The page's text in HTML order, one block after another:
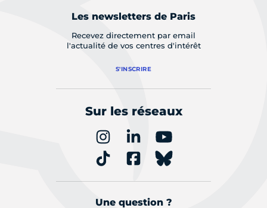
Les newsletters de Paris
Recevez directement par email
l'actualité de vos centres d'intérêt
S'INSCRIRE
Sur les réseaux
Une question ?